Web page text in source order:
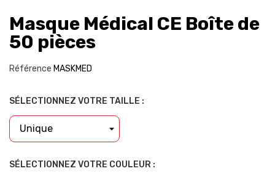
Masque Médical CE Boîte de
50 pièces
Référence MASKMED
SÉLECTIONNEZ VOTRE TAILLE :
SÉLECTIONNEZ VOTRE COULEUR :